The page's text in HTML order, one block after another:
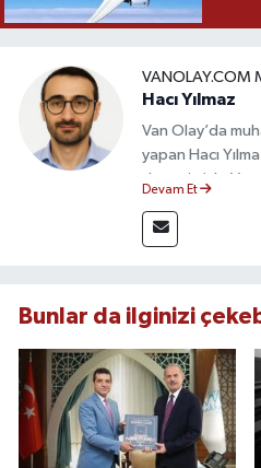
VANOLAY.COM
Hacı Yılmaz
Van Olay’da
yapan Hacı
deneyimiyle
takip
Yılmaz,
Devam Et
Bunlar da ilginizi